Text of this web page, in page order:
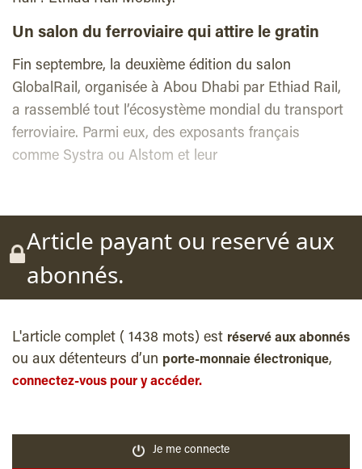
Un salon du ferroviaire qui attire le gratin
Fin septembre, la deuxième édition du salon
GlobalRail, organisée à Abou Dhabi par Ethiad Rail,
a rassemblé tout l’écosystème mondial du transport
ferroviaire. Parmi eux, des exposants français
comme Systra ou Alstom et leur
Article payant ou reservé aux
abonnés.
L'article complet ( 1438 mots) est réservé aux abonnés
ou aux détenteurs d’un porte-monnaie électronique,
connectez-vous pour y accéder.
Je me connecte